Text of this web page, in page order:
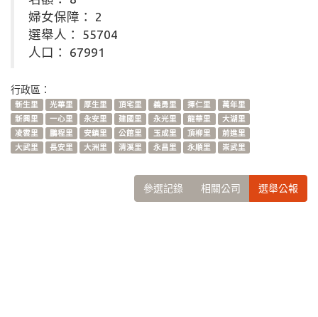
婦女保障： 2
選舉人： 55704
人口： 67991
行政區：
新生里 光華里 厚生里 頂宅里 義勇里 擇仁里
萬年里
新興里
一心里 永安里 建國里 永光里 龍華里
大湖里
凌雲里
鵬程里 安鎮里 公館里 玉成里 頂柳里
前進里
大武里
長安里 大洲里 清溪里 永昌里 永順里 崇武里
參選記錄 相關公司 選舉公報